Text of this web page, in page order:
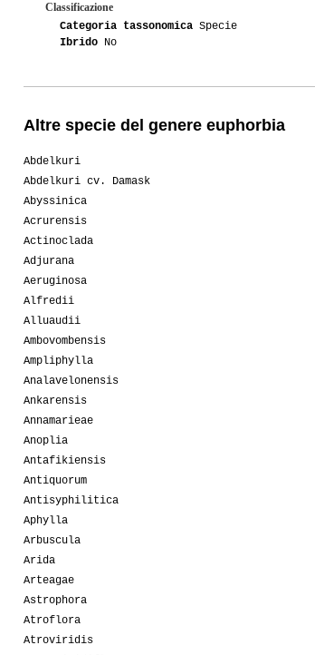
Classificazione
Categoria tassonomica Specie
Ibrido No
Altre specie del genere euphorbia
Abdelkuri
Abdelkuri cv. Damask
Abyssinica
Acrurensis
Actinoclada
Adjurana
Aeruginosa
Alfredii
Alluaudii
Ambovombensis
Ampliphylla
Analavelonensis
Ankarensis
Annamarieae
Anoplia
Antafikiensis
Antiquorum
Antisyphilitica
Aphylla
Arbuscula
Arida
Arteagae
Astrophora
Atroflora
Atroviridis